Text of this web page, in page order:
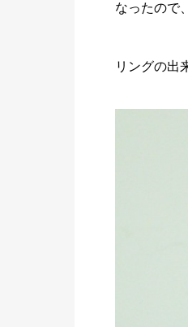
なったので
リングの出